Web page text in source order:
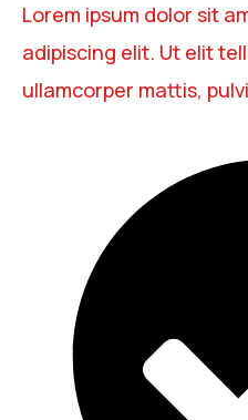
Lorem ipsum dolor sit
adipiscing elit. Ut elit
ullamcorper mattis,